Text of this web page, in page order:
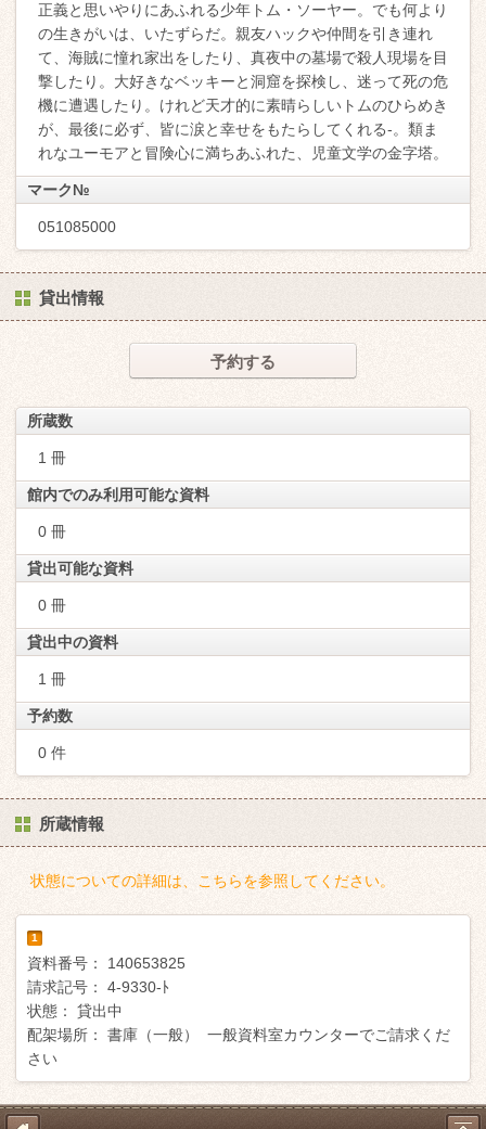
正義と思いやりにあふれる少年トム・ソーヤー。でも何より
の生きがいは、いたずらだ。親友ハックや仲間を引き連れ
て、海賊に憧れ家出をしたり、真夜中の墓場で殺人現場を目
撃したり。大好きなベッキーと洞窟を探検し、迷って死の危
機に遭遇したり。けれど天才的に素晴らしいトムのひらめき
が、最後に必ず、皆に涙と幸せをもたらしてくれる-。類ま
れなユーモアと冒険心に満ちあふれた、児童文学の金字塔。
マーク№
051085000
貸出情報
予約する
所蔵数
1 冊
館内でのみ利用可能な資料
0 冊
貸出可能な資料
0 冊
貸出中の資料
1 冊
予約数
0 件
所蔵情報
状態についての詳細は、こちらを参照してください。
1
資料番号：
140653825
請求記号：
4-9330-ﾄ
状態：
貸出中
配架場所：
書庫（一般） 一般資料室カウンターでご請求くだ
さい